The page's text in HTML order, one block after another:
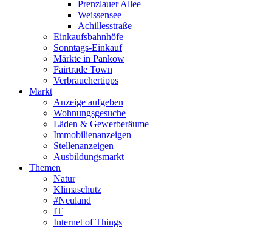
Prenzlauer Allee
Weissensee
Achillesstraße
Einkaufsbahnhöfe
Sonntags-Einkauf
Märkte in Pankow
Fairtrade Town
Verbrauchertipps
Markt
Anzeige aufgeben
Wohnungsgesuche
Läden & Gewerberäume
Immobilienanzeigen
Stellenanzeigen
Ausbildungsmarkt
Themen
Natur
Klimaschutz
#Neuland
IT
Internet of Things